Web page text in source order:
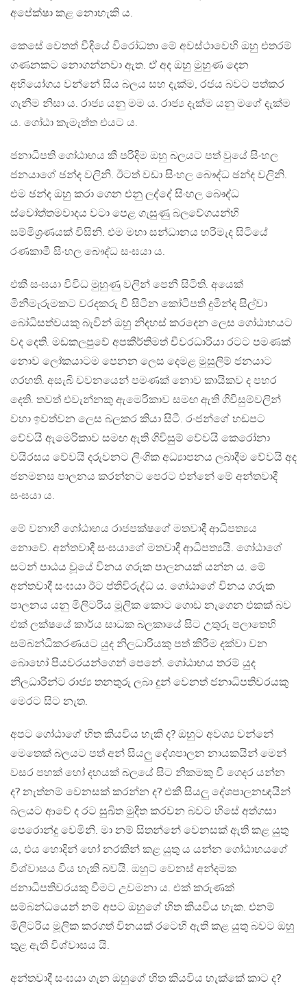
අපේක්ෂා කළ නොහැකි ය.
කෙසේ වෙතත් වීදියේ විරෝධතා මේ අවස්ථාවෙහි ඔහු එතරම්
ගණනකට නොගන්නවා ඇත. ඒ අද ඔහු මුහුණ දෙන
අභියෝගය වන්නේ සිය බලය සහ දැක්ම, රජය බවට පත්කර
ගැනීම නිසා ය. රාජ්‍ය යනු මම ය. රාජ්‍ය දැක්ම යනු මගේ දැක්ම
ය. ගෝඨා කැමැත්ත එයට ය.
ජනාධිපති ගෝඨාභය කී පරිදිම ඔහු බලයට පත් වුයේ සිංහල
ජනයාගේ ඡන්ද වලිනි. ඊටත් වඩා සිංහල බෞද්ධ ඡන්ද වලිනි.
එම ඡන්ද ඔහු කරා ගෙන එනු ලද්දේ සිංහල බෞද්ධ
ස්වෝත්තමවාදය වටා පෙළ ගැසුණු බලවේගයන්හි
සම්මිශ්‍රණයක් විසිනි. එම මහා සන්ධානය හරිමැද සිටියේ
රණකාමී සිංහල බෞද්ධ සංඝයා ය.
එකී සංඝයා විවිධ මුහුණු වලින් පෙනී සිටිති. අයෙක්
මිනීමැරුමකට වරදකරු වී සිටින කෝටිපති දුමින්ද සිල්වා
බෝධිසත්වයකු බැවින් ඔහු නිදහස් කරදෙන ලෙස ගෝඨාභයට
වද දෙති. මඩකලපුවේ අපකීර්තිමත් චීවරධාරියා රටට පමණක්
නොව ලෝකයාටම පෙනන ලෙස දෙමළ මුසුලිම් ජනයාට
ගරහති. අසැබි චවනයෙන් පමණක් නොව කායිකව ද පහර
දෙති. තවත් එවැන්නකු ඇමෙරිකාව සමඟ ඇති ගිවිසුම්වලින්
වහා ඉවත්වන ලෙස බලකර කියා සිටී. රංජන්ගේ හඩපට
වේවයි ඇමෙරිකාව සමඟ ඇති ගිවිසුම් වේවයි කෙරෝනා
වයිරසය වේවයි දරුවනට ලිංගික අධ්‍යාපනය ලබාදීම වේවයි අද
ජනමනස පාලනය කරන්නට පෙරට එන්නේ මේ අන්තවාදී
සංඝයා ය.
මේ වනාහී ගෝඨාභය රාජපක්ෂගේ මතවාදී ආධිපත්‍යය
නොවේ. අන්තවාදී සංඝයාගේ මතවාදී ආධිපත්‍යයි. ගෝඨාගේ
සටන් පාඨය වූයේ විනය ගරුක පාලනයක් යන්න ය. මේ
අන්තවාදී සංඝයා ඊට ප්තිවිරුද්ධ ය. ගෝඨාගේ විනය ගරුක
පාලනය යනු මිලිටරිය මූලික කොට ගොඩ නැගෙන එකක් බව
එක් ලක්ෂයේ කාර්ය සාධක බලකායේ සිට උතුරු පලාතෙහි
සම්බන්ධිකරණයට යුද නිලධාරියකු පත් කිරීම දක්වා වන
බොහෝ පියවරයන්ගෙන් පෙනේ. ගෝඨාභය තරම් යුද
නිලධාරීන්ට රාජ්‍ය තනතුරු ලබා දුන් වෙනත් ජනාධිපතිවරයකු
මෙරට සිට නැත.
අපට ගෝඨාගේ හිත කියවිය හැකි ද? ඔහුට අවශ්‍ය වන්නේ
මෙතෙක් බලයට පත් අන් සියලු දේශපාලන නායකයින් මෙන්
වසර පහක් හෝ දහයක් බලයේ සිට නිකමකු වී ගෙදර යන්න
ද? නැත්නම් වෙනසක් කරන්න ද? එකී සියලු දේශපාලනඥයින්
බලයට ආවේ ද රට සුඛිත මුදිත කරවන බවට හිසේ අත්ගසා
පෙරොන්දු වෙමිනි. මා නම් සිතන්නේ වෙනසක් ඇති කළ යුතු
ය, එය හොදින් හෝ නරකින් කළ යුතු ය යන්න ගෝඨාභයගේ
විශ්වාසය විය හැකි බවයි. ඔහුට වෙනස් අන්දමක
ජනාධිපතිවරයකු වීමට උවමනා ය. එක් කරුණක්
සම්බන්ධයෙන් නම් අපට ඔහුගේ හිත කියවිය හැක. එනම්
මිලිටරිය මූලික කරගත් විනයක් රටෙහි ඇති කළ යුතු බවට ඔහු
තුළ ඇති විශ්වාසය යි.
අන්තවාදී සංඝයා ගැන ඔහුගේ හිත කියවිය හැක්කේ කාට ද?